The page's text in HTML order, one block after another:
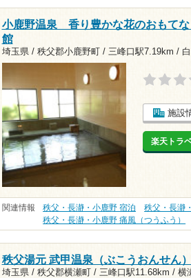
小鹿野温泉 香り豊かな花のおもて
館
埼玉県 / 秩父郡小鹿野町 / 三峰口駅7.19km /
施設
楽天トラ
関連情報 秩父・長瀞・小鹿野 宿泊 秩父・長瀞
秩父・長瀞・小鹿野 痛風（つうふう）
秩父湯元 武甲温泉（ぶこうおんせん）
埼玉県 / 秩父郡横瀬町 / 三峰口駅11.68km / 横